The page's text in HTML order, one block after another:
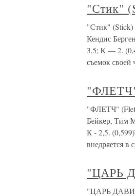
"Стик"
"Стик" (Stick)
Кендис
3,5; К — 2.
съемок своей
"ФЛЕТЧ"
Бейкер, Тим
К - 2,5.
внедряется в
"ЦАРЬ
"ЦАРЬ